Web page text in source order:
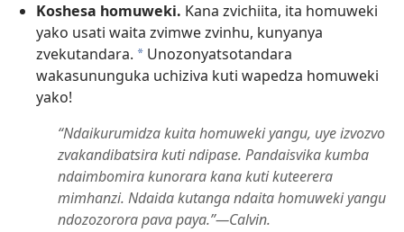
Koshesa homuweki. Kana zvichiita, ita homuweki
yako usati waita zvimwe zvinhu, kunyanya
zvekutandara. a Unozonyatsotandara
wakasununguka uchiziva kuti wapedza homuweki
yako!
“Ndaikurumidza kuita homuweki yangu, uye izvozvo
zvakandibatsira kuti ndipase. Pandaisvika kumba
ndaimbomira kunorara kana kuti kuteerera
mimhanzi. Ndaida kutanga ndaita homuweki yangu
ndozozorora pava paya.”—Calvin.